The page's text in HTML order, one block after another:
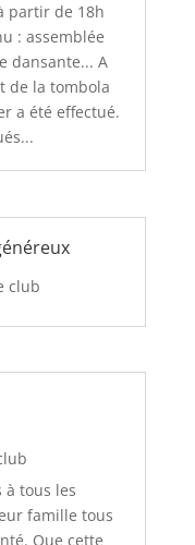
partir de 18h
: assemblée
dansante... A
de la tombola
a été effectué.
club
à tous les
famille tous
Que cette